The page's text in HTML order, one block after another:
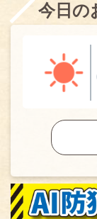
今日の